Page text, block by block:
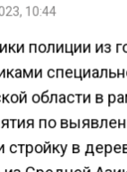
10:44
полиции из
области в
по
стройку в